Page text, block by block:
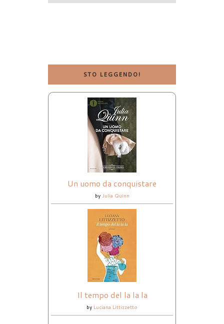
STO LEGGENDO!
Un uomo da conquistare
by Julia Quinn
Il tempo del la la la
by Luciana Littizzetto